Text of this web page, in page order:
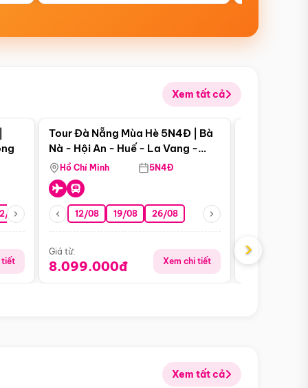
Xem tất cả
08 26/08 05/09 09/09 12/09
tiết
Điểm nổi bật
Tour Đà Nẵng Mùa Hè 5N4Đ | Bà
Nà - Hội An - Huế - La Vang -
Động Thiên Đường
Hồ Chí Minh 5N4Đ
12/08 19/08 26/08
Giá từ:
8.099.000đ Xem chi tiết
Giá từ:
›
Xem tất cả
Điểm nổi bật